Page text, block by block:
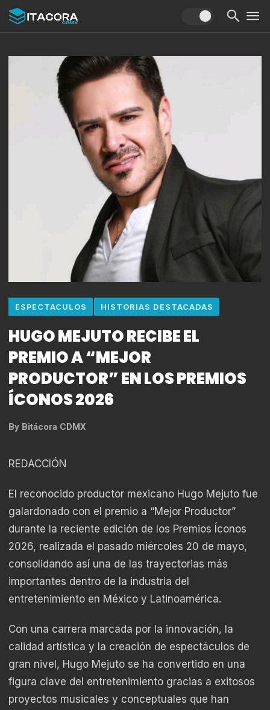
ESPECTACULOS HISTORIAS DESTACADAS
HUGO MEJUTO RECIBE EL
PREMIO A “MEJOR
PRODUCTOR” EN LOS PREMIOS
ÍCONOS 2026
By Bitácora CDMX
REDACCIÓN
El reconocido productor mexicano Hugo Mejuto fue
galardonado con el premio a “Mejor Productor”
durante la reciente edición de los Premios Íconos
2026, realizada el pasado miércoles 20 de mayo,
consolidando así una de las trayectorias más
importantes dentro de la industria del
entretenimiento en México y Latinoamérica.
Con una carrera marcada por la innovación, la
calidad artística y la creación de espectáculos de
gran nivel, Hugo Mejuto se ha convertido en una
figura clave del entretenimiento gracias a exitosos
proyectos musicales y conceptuales que han